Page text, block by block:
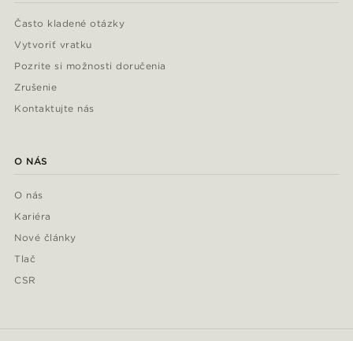
Často kladené otázky
Vytvoriť vratku
Pozrite si možnosti doručenia
Zrušenie
Kontaktujte nás
O NÁS
O nás
Kariéra
Nové články
Tlač
CSR